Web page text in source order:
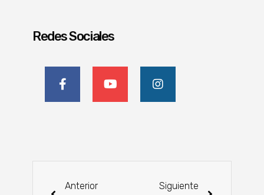
Redes Sociales
Anterior Siguiente